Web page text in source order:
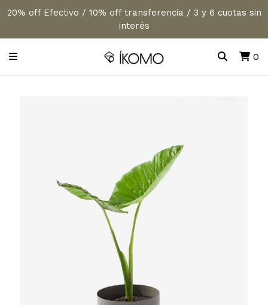
20% off Efectivo / 10% off transferencia / 3 y 6 cuotas sin
interés
0